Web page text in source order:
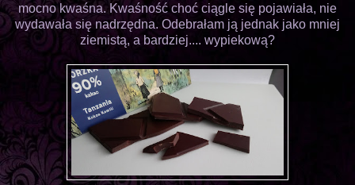
mocno kwaśna. Kwaśność choć ciągle się pojawiała, nie
wydawała się nadrzędna. Odebrałam ją jednak jako mniej
ziemistą, a bardziej.... wypiekową?